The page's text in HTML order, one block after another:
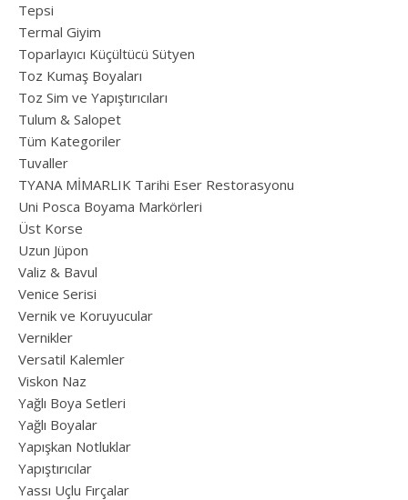
Tepsi
Termal Giyim
Toparlayıcı Küçültücü Sütyen
Toz Kumaş Boyaları
Toz Sim ve Yapıştırıcıları
Tulum & Salopet
Tüm Kategoriler
Tuvaller
TYANA MİMARLIK Tarihi Eser Restorasyonu
Uni Posca Boyama Markörleri
Üst Korse
Uzun Jüpon
Valiz & Bavul
Venice Serisi
Vernik ve Koruyucular
Vernikler
Versatil Kalemler
Viskon Naz
Yağlı Boya Setleri
Yağlı Boyalar
Yapışkan Notluklar
Yapıştırıcılar
Yassı Uçlu Fırçalar